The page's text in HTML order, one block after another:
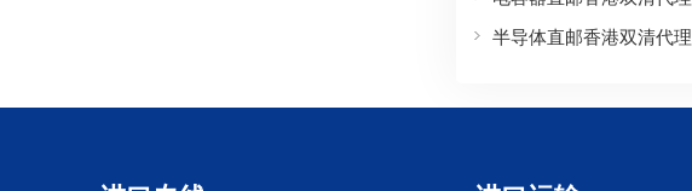
半导体直邮香港双清代理